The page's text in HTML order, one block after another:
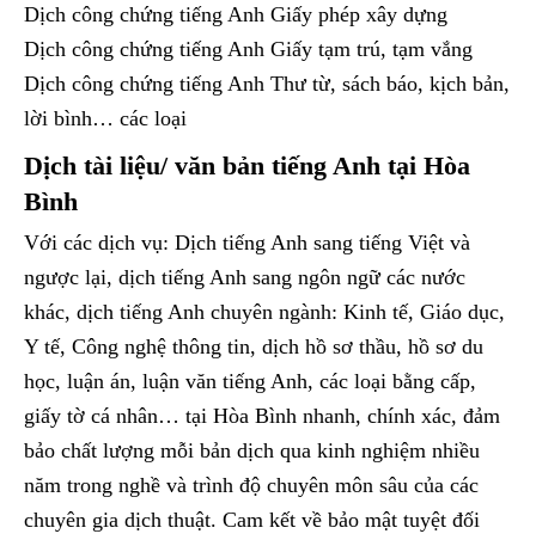
Dịch công chứng tiếng Anh Giấy phép xây dựng
Dịch công chứng tiếng Anh Giấy tạm trú, tạm vắng
Dịch công chứng tiếng Anh Thư từ, sách báo, kịch bản,
lời bình… các loại
Dịch tài liệu/ văn bản tiếng Anh tại Hòa
Bình
Với các dịch vụ: Dịch tiếng Anh sang tiếng Việt và
ngược lại, dịch tiếng Anh sang ngôn ngữ các nước
khác, dịch tiếng Anh chuyên ngành: Kinh tế, Giáo dục,
Y tế, Công nghệ thông tin, dịch hồ sơ thầu, hồ sơ du
học, luận án, luận văn tiếng Anh, các loại bằng cấp,
giấy tờ cá nhân… tại Hòa Bình nhanh, chính xác, đảm
bảo chất lượng mỗi bản dịch qua kinh nghiệm nhiều
năm trong nghề và trình độ chuyên môn sâu của các
chuyên gia dịch thuật. Cam kết về bảo mật tuyệt đối